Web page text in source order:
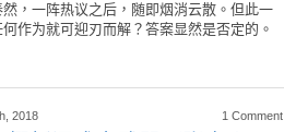
，一阵热议之后，随即烟消云散。但此一
作为就可迎刃而解？答案显然是否定的。
2018 1 Comment